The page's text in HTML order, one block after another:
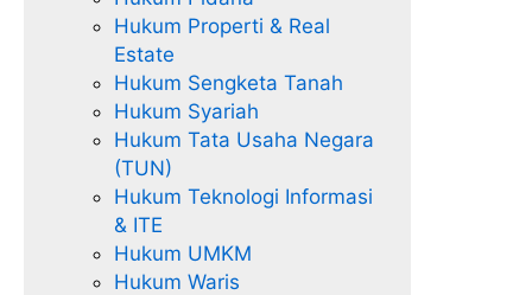
Hukum Properti & Real
Estate
Hukum Sengketa Tanah
Hukum Syariah
Hukum Tata Usaha Negara
(TUN)
Hukum Teknologi Informasi
& ITE
Hukum UMKM
Hukum Waris